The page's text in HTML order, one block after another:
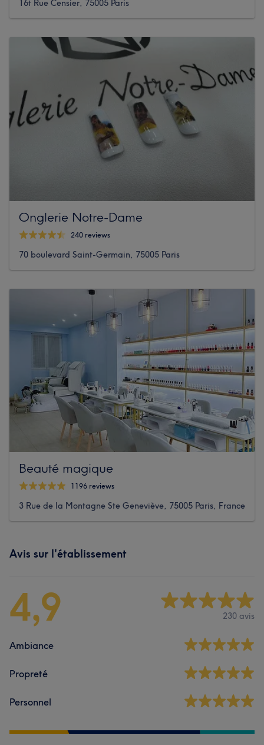
16t Rue Censier, 75005 Paris
Onglerie Notre-Dame
240 reviews
70 boulevard Saint-Germain, 75005 Paris
Beauté magique
1196 reviews
3 Rue de la Montagne Ste Geneviève, 75005 Paris, France
Avis sur l'établissement
4,9 230 avis
Ambiance
Propreté
Personnel